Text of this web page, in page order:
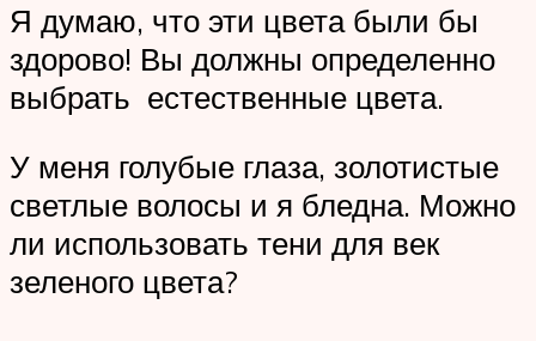
Я думаю, что эти цвета были бы
здорово! Вы должны определенно
выбрать естественные цвета.
У меня голубые глаза, золотистые
светлые волосы и я бледна. Можно
ли использовать тени для век
зеленого цвета?